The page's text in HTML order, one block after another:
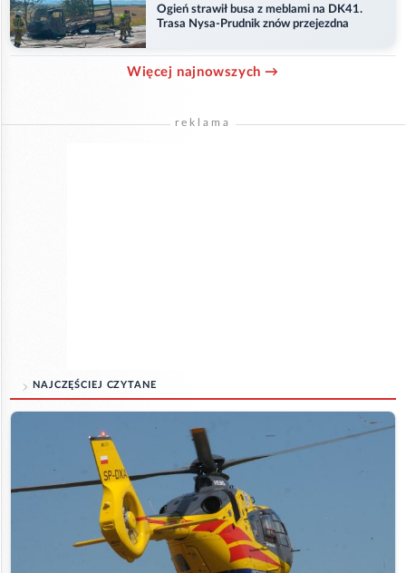
Ogień strawił busa z meblami na DK41.
Trasa Nysa-Prudnik znów przejezdna
Więcej najnowszych →
reklama
NAJCZĘŚCIEJ CZYTANE